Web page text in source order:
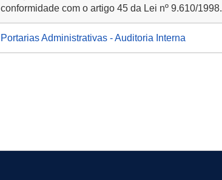
conformidade com o artigo 45 da Lei nº 9.610/1998.
Portarias Administrativas - Auditoria Interna